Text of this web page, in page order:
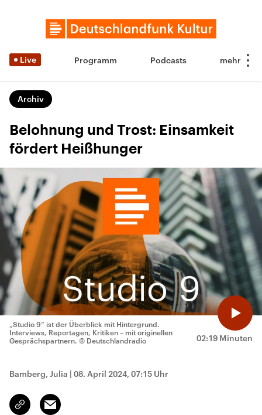
Live Programm Podcasts
Archiv
Belohnung und Trost: Einsamkeit
fördert Heißhunger
02:19 Minuten
„Studio 9“ ist der Überblick mit Hintergrund.
Interviews, Reportagen, Kritiken – mit originellen
Gesprächspartnern. © Deutschlandradio
Bamberg, Julia | 08. April 2024, 07:15 Uhr
Link
kopieren/teilen
Email